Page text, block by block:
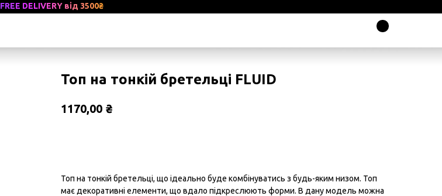
FREE DELIVERY від 3500₴
Топ на тонкій бретельці FLUID
1170,00 ₴
Топ на тонкій бретельці, що ідеально буде комбінуватись з будь-яким низом. Топ
має декоративні елементи, що вдало підкреслюють форми. В дану модель можна